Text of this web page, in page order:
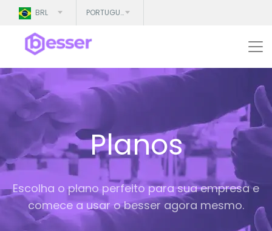
BRL PORTUGUÊS
Planos
Escolha o plano perfeito para sua empresa e
comece a usar o besser agora mesmo.